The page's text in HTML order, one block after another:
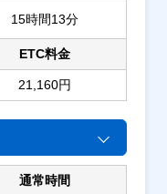
15時間13分
ETC料金
21,160円
通常時間